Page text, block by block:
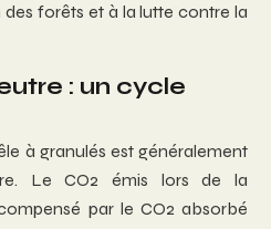
forêts et à la lutte contre la
: un cycle
à granulés est généralement
Le CO2 émis lors de la
par le CO2 absorbé